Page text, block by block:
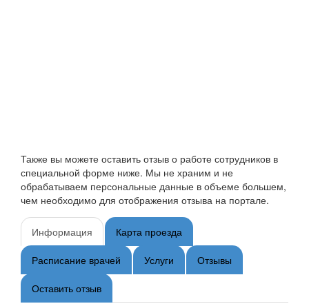
Также вы можете оставить отзыв о работе сотрудников в
специальной форме ниже. Мы не храним и не
обрабатываем персональные данные в объеме большем,
чем необходимо для отображения отзыва на портале.
Информация Карта проезда
Расписание врачей Услуги Отзывы
Оставить отзыв